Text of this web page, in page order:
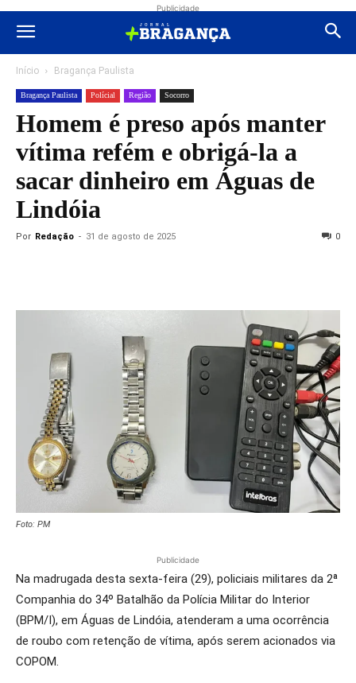
Publicidade
Início Bragança Paulista
Bragança Paulista Polícial Região Socorro
Homem é preso após manter
vítima refém e obrigá-la a
sacar dinheiro em Águas de
Lindóia
Por Redação - 31 de agosto de 2025 0
Foto: PM
Publicidade
Na madrugada desta sexta-feira (29), policiais militares da 2ª
Companhia do 34º Batalhão da Polícia Militar do Interior
(BPM/I), em Águas de Lindóia, atenderam a uma ocorrência
de roubo com retenção de vítima, após serem acionados via
COPOM.